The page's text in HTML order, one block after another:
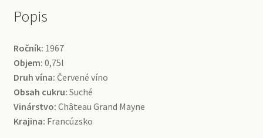
Popis
Ročník: 1967
Objem: 0,75l
Druh vína: Červené víno
Obsah cukru: Suché
Vinárstvo: Château Grand Mayne
Krajina: Francúzsko